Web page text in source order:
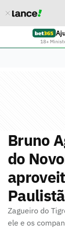
18+
Bruno
do
Zagueiro do
ele e os